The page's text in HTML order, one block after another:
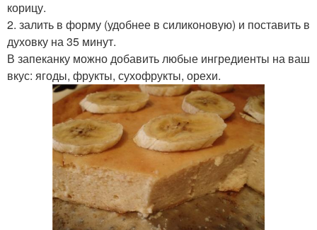
корицу.
2. залить в форму (удобнее в силиконовую) и поставить в
духовку на 35 минут.
В запеканку можно добавить любые ингредиенты на ваш
вкус: ягоды, фрукты, сухофрукты, орехи.